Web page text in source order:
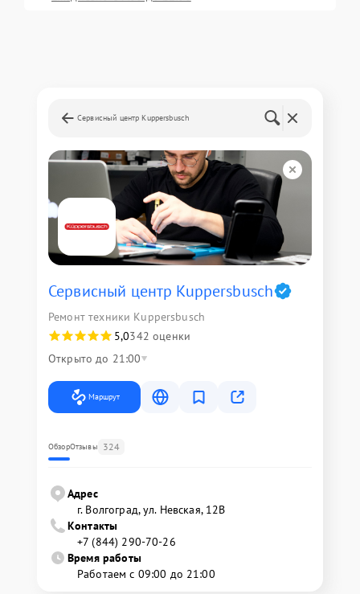
Сервисный центр Kuppersbusch
Сервисный центр Kuppersbusch
Ремонт техники Kuppersbusch
5,0342 оценки
Открыто до 21:00
Маршрут
ОбзорОтзывы 324
Адрес
г. Волгоград, ул. Невская, 12В
Контакты
+7 (844) 290-70-26
Время работы
Работаем с 09:00 до 21:00